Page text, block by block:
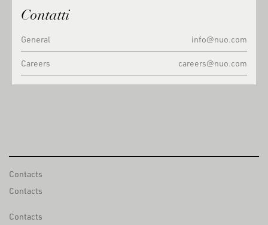
Contatti
General info@nuo.com
Careers careers@nuo.com
Contacts
Contacts
Contacts